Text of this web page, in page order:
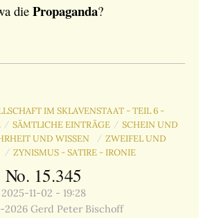
diePropaganda?
IM SKLAVENSTAAT - TEIL 6 -
/ SÄMTLICHE EINTRÄGE / SCHEIN UND
UND WISSEN / ZWEIFEL UND
/ ZYNISMUS - SATIRE - IRONIE
No. 15.345
2025-11-02 - 19:28
Gerd Peter Bischoff